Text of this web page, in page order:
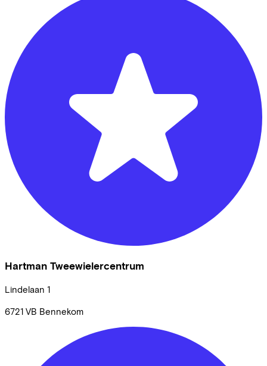
Hartman Tweewielercentrum
Lindelaan 1
6721 VB Bennekom